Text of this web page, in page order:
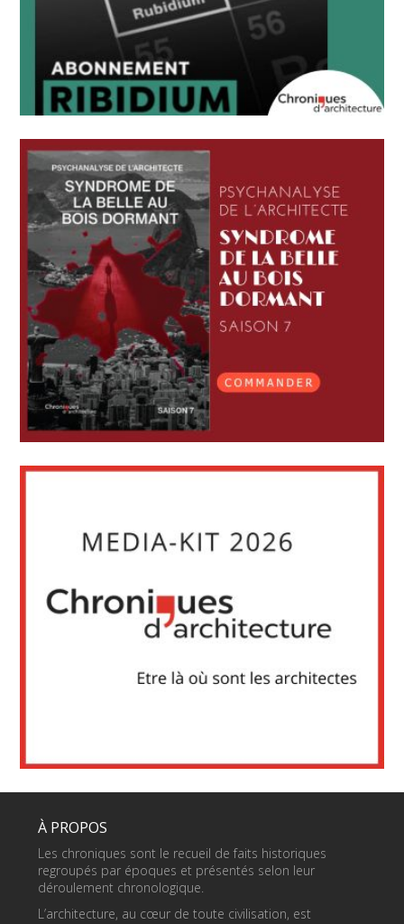
À PROPOS
Les chroniques sont le recueil de faits historiques
regroupés par époques et présentés selon leur
déroulement chronologique.
L’architecture, au cœur de toute civilisation, est